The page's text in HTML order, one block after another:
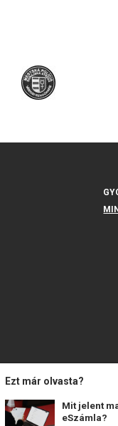
Ezt már olvasta?
Mit jelent
eSzámla?